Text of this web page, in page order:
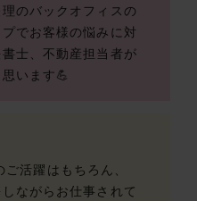
のバックオフィスの
でお客様の悩みに対
士、不動産担当者が
います💪
活躍はもちろん、
ながらお仕事されて